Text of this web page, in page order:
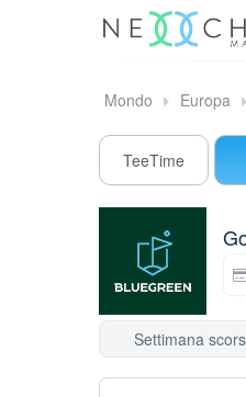
Mondo Europa
TeeTime
Settimana